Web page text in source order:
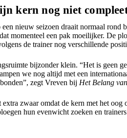
kern nog niet
nieuw seizoen draait normaal rond
momenteel een pak moeilijker. De
de trainer nog verschillende
bijzonder klein. “Het is geen
we nog altijd met een
zegt Vreven bij Het Belang
zwaar omdat de kern met het
hun evenwicht zoeken en